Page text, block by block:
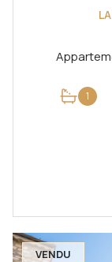
1
VENDU